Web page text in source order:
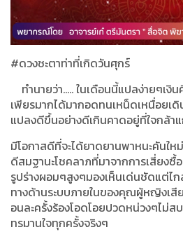
#ดวงชะตาท่าที่เกิดวันศุกร์
ทำนายว่า.....ในเดือนนี้แปลง่ายๆเงิ
เพียรมากได้มากอดทนเหน็ดเหนื่อยเ
แปลงดีขึ้นอย่างดีเกินคาดอยู่ที่ใจกล้า
มีโอกาสดีที่จะได้ยาดยานพาหนะคันใ
ดีสมฐานะโชคลาภที่มาจากการเสี่ยงซื้
รูปร่างผอมๆสูงๆมองเห็นเด่นชัดแต่ไก
ทางด้านระบบภายในของคุณผู้หญิงเ
อนละครั้งร้องโอดโอยปวดหน่วงๆไม่ส
ทรมานใจทุกครั้งจริงๆ